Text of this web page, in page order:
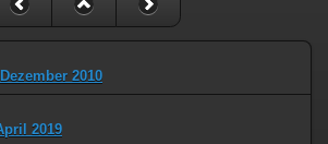
2010
2019